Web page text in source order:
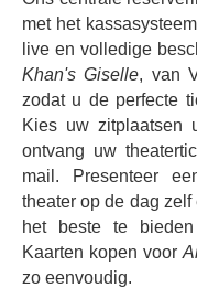
dans.
Akram Khans
kritieken. The
verbluffend mooi
noemde het '
Met belichting van
van Academy
Tiger, Hidden
fabriek uitgebeeld
rondwaren. Het
duistere,
met het
live en volledige
Khan's Giselle, van
zodat u de perfecte
Kies uw zitplaatsen
ontvang uw
mail. Presenteer
theater op de dag
het beste te
Kaarten kopen voor
zo eenvoudig.